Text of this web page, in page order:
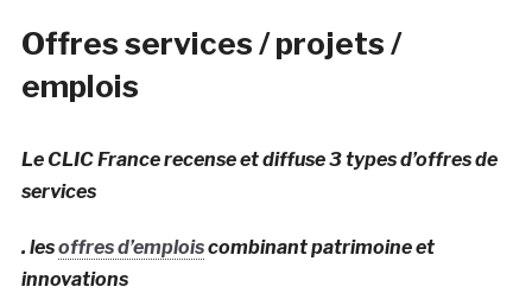
Offres services / projets /
emplois
Le CLIC France recense et diffuse 3 types d’offres de
services
. lesoffres d’emploiscombinant patrimoine et
innovations